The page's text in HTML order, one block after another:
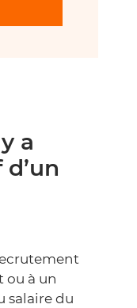
a
ou à un
salaire du